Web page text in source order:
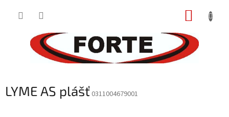
LYME AS plášť 0311004679001